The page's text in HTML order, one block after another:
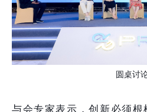
圆桌讨
与会专家表示，创新必须